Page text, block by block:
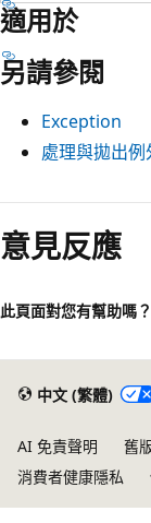
適用於
另請參閱
Exception
處理與拋出例
意見反應
此頁面對您有幫助嗎？
中文 (繁體)
AI 免責聲明 舊
消費者健康隱私